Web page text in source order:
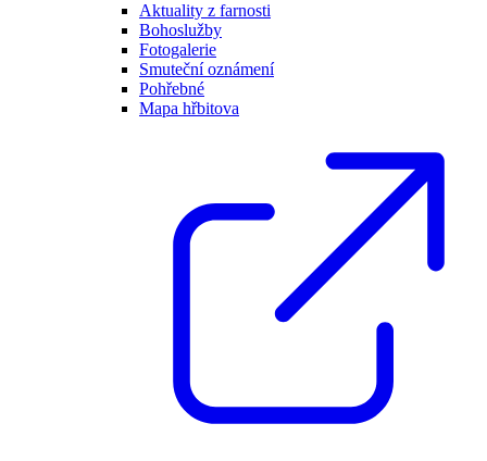
Aktuality z farnosti
Bohoslužby
Fotogalerie
Smuteční oznámení
Pohřebné
Mapa hřbitova